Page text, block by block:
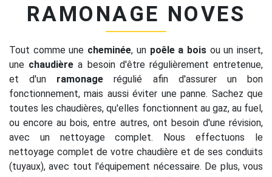
RAMONAGE NOVES
Tout comme une cheminée, un poêle a boisou un insert,
une chaudière a besoin d'être régulièrement entretenue,
et d'un ramonage régulié afin d'assurer un bon
fonctionnement, mais aussi éviter une panne. Sachez que
toutes les chaudières, qu'elles fonctionnent au gaz, au fuel,
ou encore au bois, entre autres, ont besoin d'une révision,
avec un nettoyage complet. Nous effectuons le
nettoyage complet de votre chaudière et de ses conduits
(tuyaux), avec tout l'équipement nécessaire. De plus, vous